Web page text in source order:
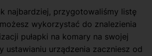
najbardziej, przygotowaliśmy listę
wykorzystać do znalezienia
pułapki na komary na swojej
ustawianiu urządzenia zaczniesz od